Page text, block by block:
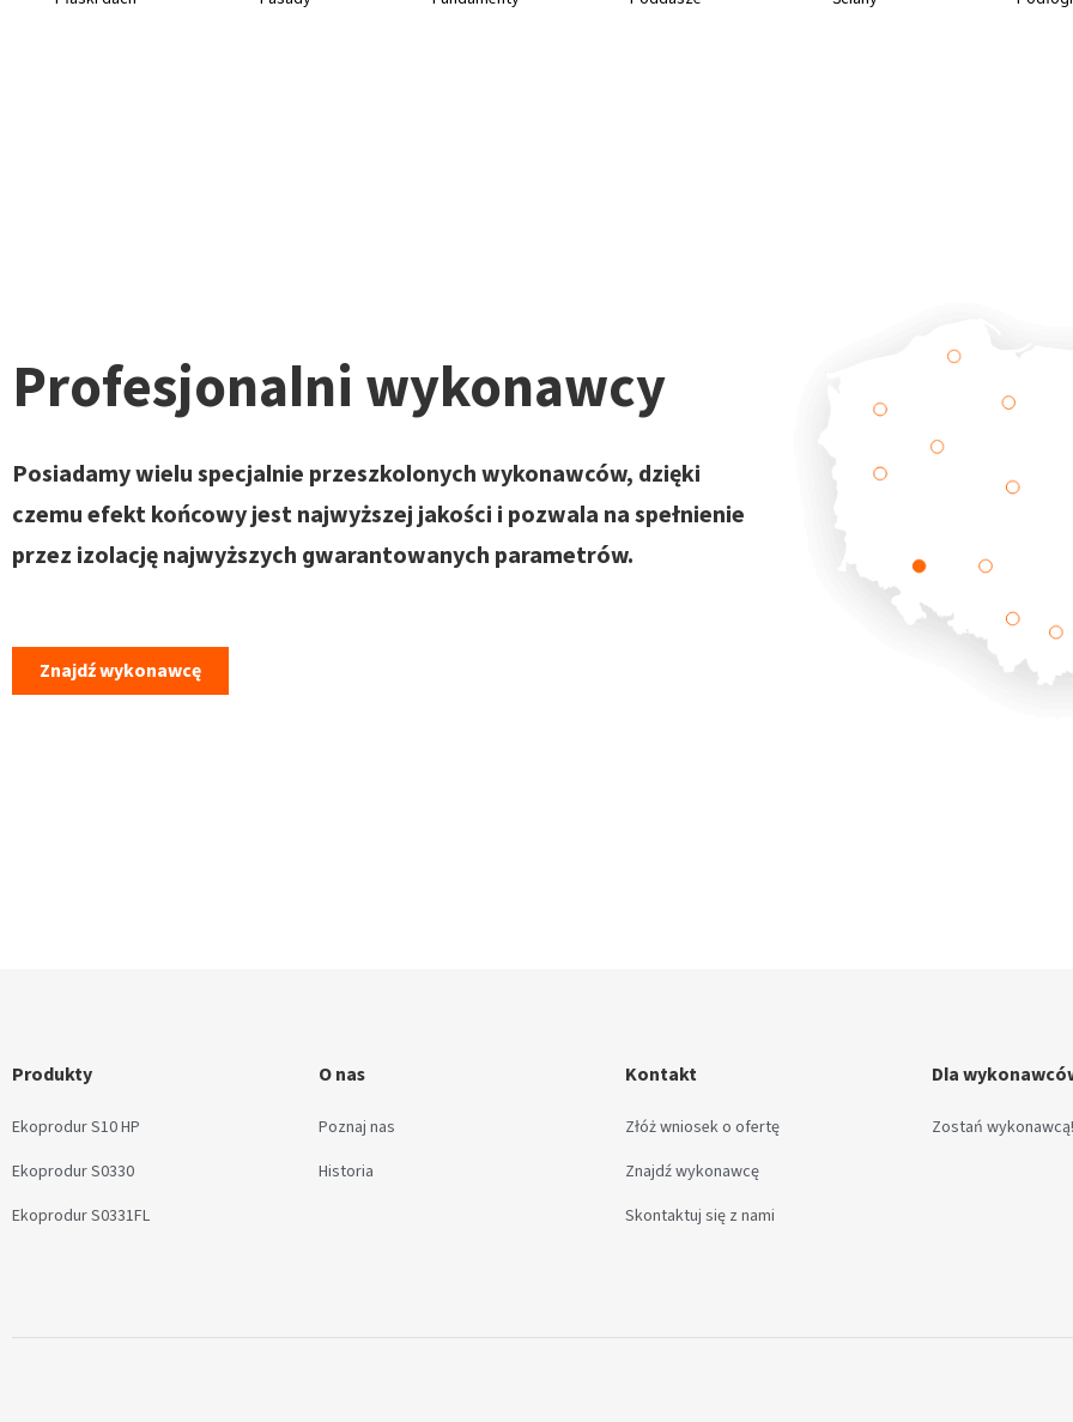
Profesjonalni wykonawcy
Posiadamy wielu specjalnie przeszkolonych wykonawców, dzięki
czemu efekt końcowy jest najwyższej jakości i pozwala na spełnienie
przez izolację najwyższych gwarantowanych parametrów.
Znajdź wykonawcę
Produkty
Ekoprodur S10 HP
Ekoprodur S0330
Ekoprodur S0331FL
O nas
Poznaj nas
Historia
Kontakt
Złóż wniosek o ofertę
Znajdź wykonawcę
Skontaktuj się z nami
Dla
Zostań wykonawcą!